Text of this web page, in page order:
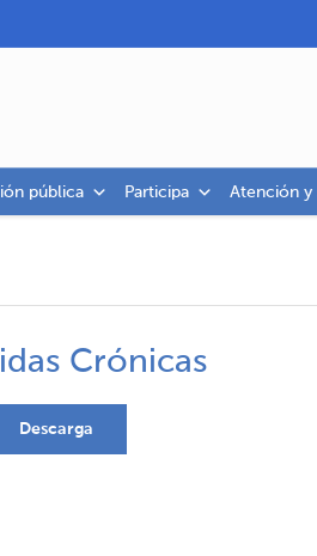
pública Participa Atención y
Crónicas
Descarga